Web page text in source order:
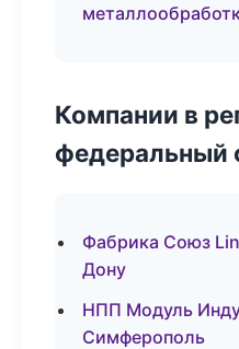
Компании в
федеральный
Фабрика Союз
Дону
НПП Модуль
Симферополь